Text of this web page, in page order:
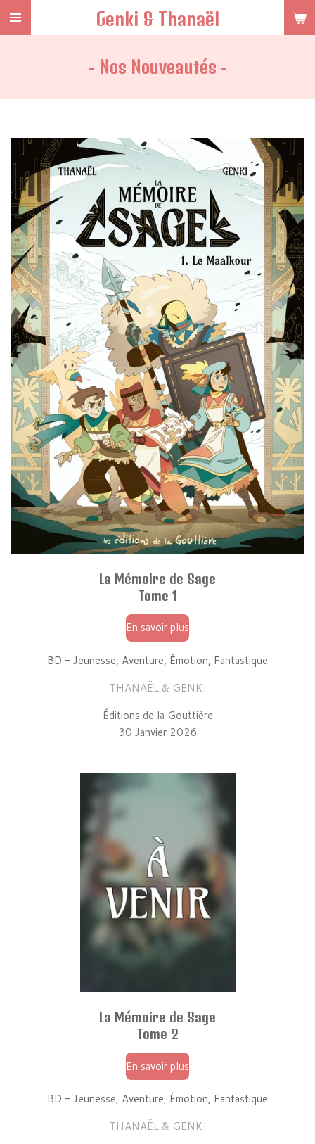
Passer
Genki & Thanaël
- Nos Nouveautés -
La Mémoire de Sage
Tome 1
En savoir plus
BD - Jeunesse, Aventure, Émotion, Fantastique
THANAËL & GENKI
Éditions de la Gouttière
30 Janvier 2026
La Mémoire de Sage
Tome 2
En savoir plus
BD - Jeunesse, Aventure, Émotion, Fantastique
THANAËL & GENKI